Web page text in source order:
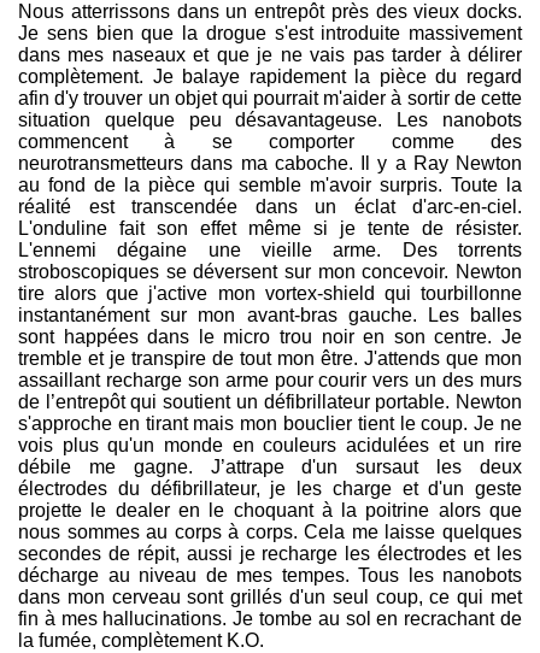
Nous atterrissons dans un entrepôt près des vieux docks.
Je sens bien que la drogue s'est introduite massivement
dans mes naseaux et que je ne vais pas tarder à délirer
complètement. Je balaye rapidement la pièce du regard
afin d'y trouver un objet qui pourrait m'aider à sortir de cette
situation quelque peu désavantageuse. Les nanobots
commencent à se comporter comme des
neurotransmetteurs dans ma caboche. Il y a Ray Newton
au fond de la pièce qui semble m'avoir surpris. Toute la
réalité est transcendée dans un éclat d'arc-en-ciel.
L'onduline fait son effet même si je tente de résister.
L'ennemi dégaine une vieille arme. Des torrents
stroboscopiques se déversent sur mon concevoir. Newton
tire alors que j'active mon vortex-shield qui tourbillonne
instantanément sur mon avant-bras gauche. Les balles
sont happées dans le micro trou noir en son centre. Je
tremble et je transpire de tout mon être. J'attends que mon
assaillant recharge son arme pour courir vers un des murs
de l’entrepôt qui soutient un défibrillateur portable. Newton
s'approche en tirant mais mon bouclier tient le coup. Je ne
vois plus qu'un monde en couleurs acidulées et un rire
débile me gagne. J’attrape d'un sursaut les deux
électrodes du défibrillateur, je les charge et d'un geste
projette le dealer en le choquant à la poitrine alors que
nous sommes au corps à corps. Cela me laisse quelques
secondes de répit, aussi je recharge les électrodes et les
décharge au niveau de mes tempes. Tous les nanobots
dans mon cerveau sont grillés d'un seul coup, ce qui met
fin à mes hallucinations. Je tombe au sol en recrachant de
la fumée, complètement K.O.